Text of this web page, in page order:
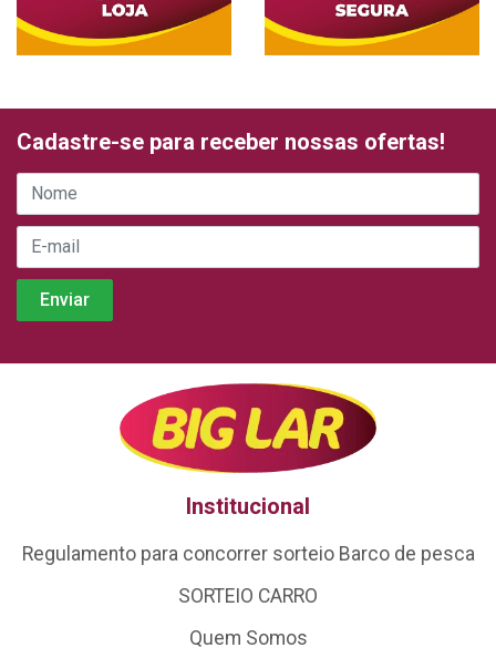
Cadastre-se para receber nossas ofertas!
Institucional
Regulamento para concorrer sorteio Barco de pesca
SORTEIO CARRO
Quem Somos